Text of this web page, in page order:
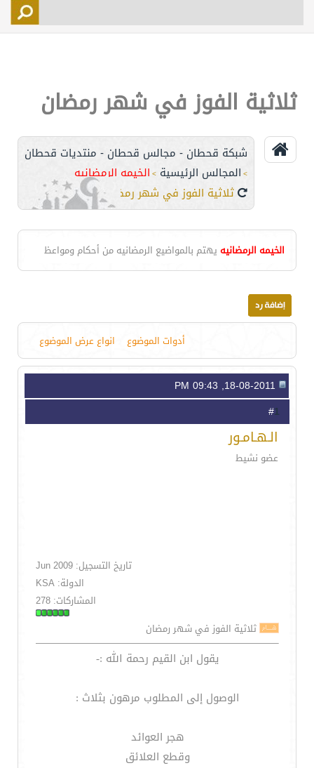
اتصل بنا
ثلاثية الفوز في شهر رمضان
شبكة قحطان - مجالس قحطان - منتديات قحطان
> المجالس الرئيسية > الخيمه الرمضانيه
ثلاثية الفوز في شهر رمضان
الخيمه الرمضانيه يهتم بالمواضيع الرمضانيه من أحكام ومواعظ
أدوات الموضوع انواع عرض الموضوع
1
الـهـامـور
عضو نشيط
تاريخ التسجيل: Jun 2009
الدولة: KSA
المشاركات: 278
ثلاثية الفوز في شهر رمضان
يقول ابن القيم رحمة الله :-
الوصول إلى المطلوب مرهون بثلاث :
هجر العوائد
وقطع العلائق